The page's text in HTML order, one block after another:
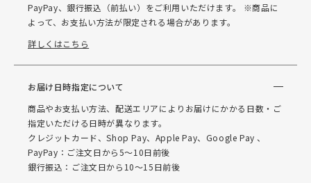
PayPay、銀行振込（前払い）をご利用いただけます。 ※商品に
よって、お支払い方法が限定される場合があります。
詳しくはこちら
お届け日時指定について
商品やお支払い方法、配送エリアによりお届けにかかる日数・ご
指定いただける日時が異なります。
クレジットカード、Shop Pay、Apple Pay、Google Pay 、
PayPay：ご注文日から5～10日前後
銀行振込：ご注文日から10～15日前後